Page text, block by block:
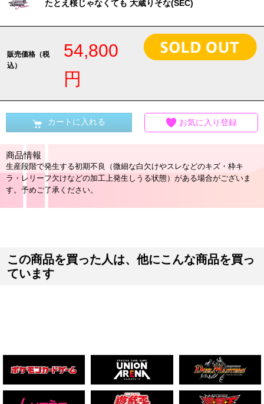
たとえ桜じゃなくても 大蔵りそな(SEC)
販売価格（税
込）
54,800
円
カートに入れる お気に入り登録
商品情報
生産段階で発生する初期不良（微細な白欠けやスレなどのキズ・枠キ
ラ・レリーフ欠けなどの加工上発生しうる状態）がある場合がございま
す。予めご了承ください。
この商品を買った人は、他にこんな商品を買っ
ています